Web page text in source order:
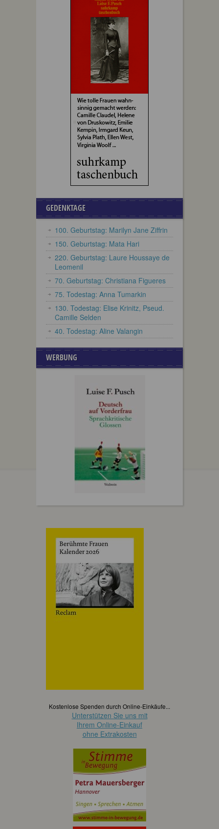
GEDENKTAGE
100. Geburtstag: Marilyn Jane Ziffrin
150. Geburtstag: Mata Hari
220. Geburtstag: Laure Houssaye de
Leomenil
70. Geburtstag: Christiana Figueres
75. Todestag: Anna Tumarkin
130. Todestag: Elise Krinitz, Pseud.
Camille Selden
40. Todestag: Aline Valangin
WERBUNG
Kostenlose Spenden durch Online-Einkäufe...
Unterstützen Sie uns mit
Ihrem Online-Einkauf
ohne Extrakosten